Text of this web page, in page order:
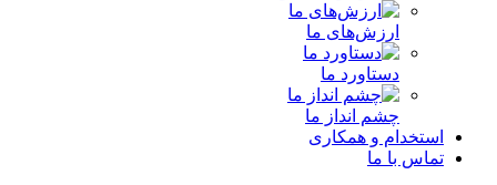
ارزش‌های ما
دستاورد ما
چشم انداز ما
استخدام و همکاری
تماس با ما